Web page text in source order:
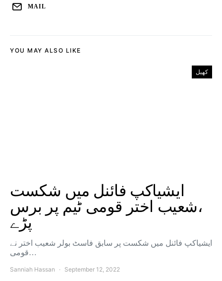
MAIL
YOU MAY ALSO LIKE
کھیل
ایشیاکپ فائنل میں شکست
،شعیب اختر قومی ٹیم پر برس
پڑے
ایشیاکپ فائنل میں شکست پر سابق فاسٹ بولر شعیب اختر نے
قومی…
Sanniah Hassan September 12, 2022